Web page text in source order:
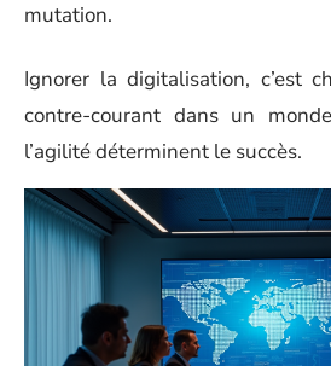
mutation.
Ignorer la digitalisation, c’est
contre-courant dans un
l’agilité déterminent le succès.